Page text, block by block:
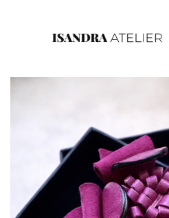
Cercei piele
Cercei floare